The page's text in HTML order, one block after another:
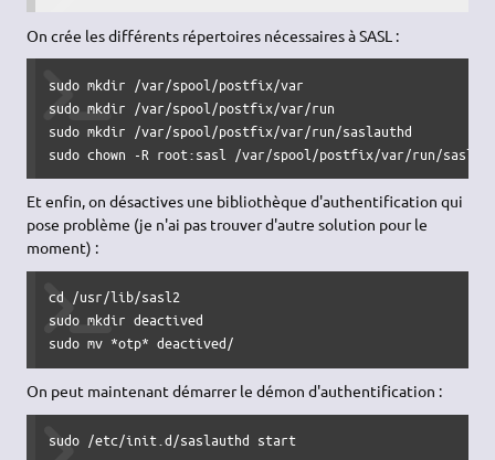
On crée les différents répertoires nécessaires à SASL :
sudo mkdir /var/spool/postfix/var
sudo mkdir /var/spool/postfix/var/run
sudo mkdir /var/spool/postfix/var/run/saslauthd
sudo chown -R root:sasl /var/spool/postfix/var/run/
Et enfin, on désactives une bibliothèque d'authentification qui
pose problème (je n'ai pas trouver d'autre solution pour le
moment) :
cd /usr/lib/sasl2
sudo mkdir deactived
sudo mv *otp* deactived/
On peut maintenant démarrer le démon d'authentification :
sudo /etc/init.d/saslauthd start